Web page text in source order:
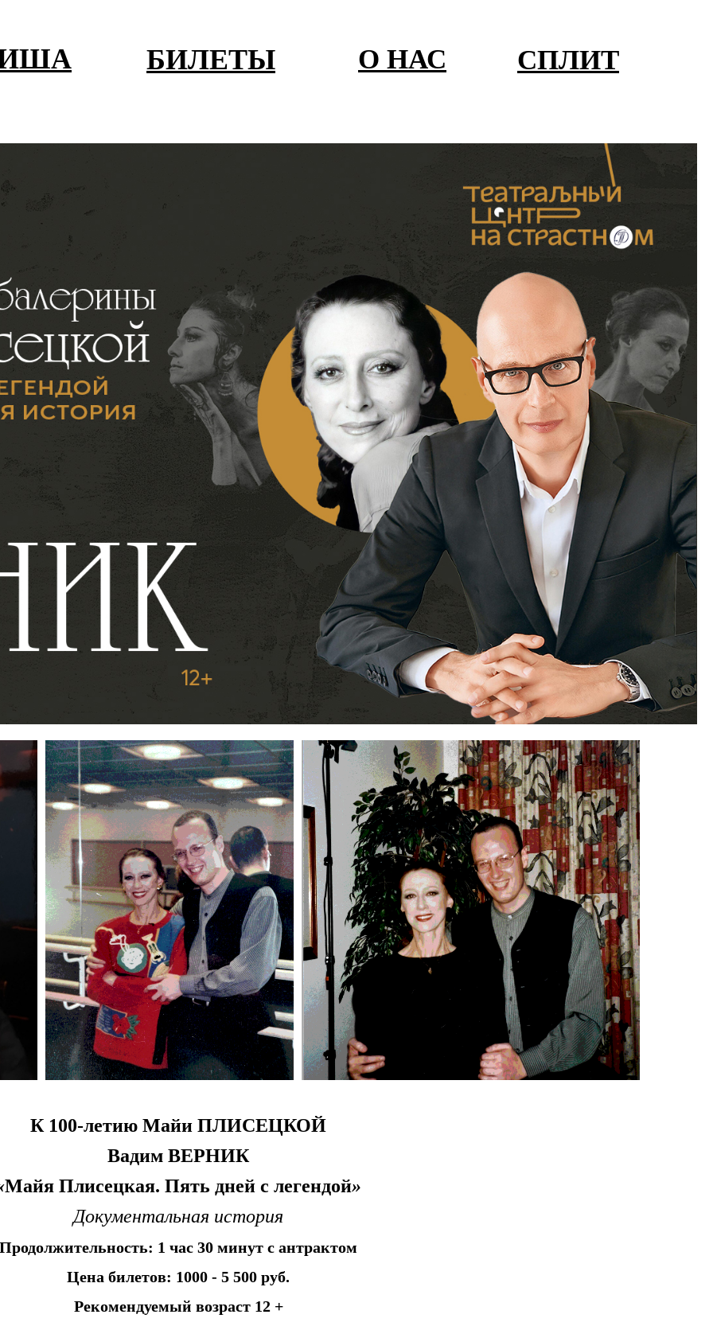
БИЛЕТЫ О НАС СПЛИТ
К 100-летию Майи ПЛИСЕЦКОЙ
Вадим ВЕРНИК
Майя Плисецкая. Пять дней с легендой»
Документальная история
Продолжительность: 1 час 30 минут с антрактом
Цена билетов: 1000 - 5 500 руб.
Рекомендуемый возраст 12 +